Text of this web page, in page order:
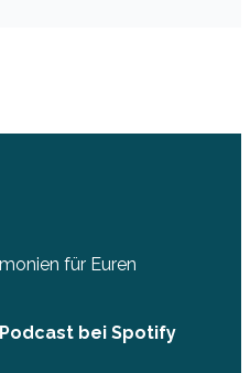
für Euren
bei Spotify